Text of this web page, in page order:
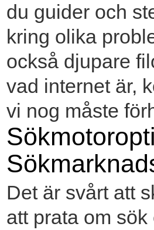
du guider och
kring olika
också djupare
vad internet är,
vi nog måste
Det är svårt att
att prata om